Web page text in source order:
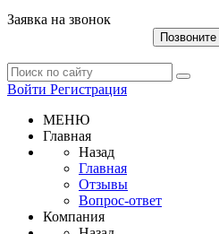
Заявка на звонок
Войти Регистрация
МЕНЮ
Главная
Назад
Главная
Отзывы
Вопрос-ответ
Компания